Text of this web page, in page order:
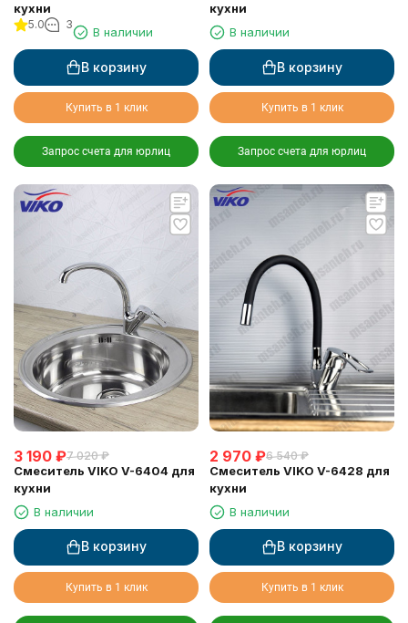
кухни
5.0 3
В наличии
В корзину
Купить в 1 клик
Запрос счета для юрлиц
кухни
В наличии
В корзину
Купить в 1 клик
Запрос счета для юрлиц
3 190 ₽7 020 ₽
Смеситель VIKO V-6404 для
кухни
В наличии
В корзину
Купить в 1 клик
2 970 ₽6 540 ₽
Смеситель VIKO V-6428 для
кухни
В наличии
В корзину
Купить в 1 клик